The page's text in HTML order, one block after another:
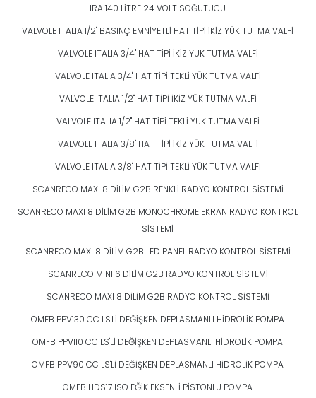
IRA 140 LİTRE 24 VOLT SOĞUTUCU
VALVOLE ITALIA 1/2" BASINÇ EMNİYETLİ HAT TİPİ İKİZ YÜK TUTMA VALFİ
VALVOLE ITALIA 3/4" HAT TİPİ İKİZ YÜK TUTMA VALFİ
VALVOLE ITALIA 3/4" HAT TİPİ TEKLİ YÜK TUTMA VALFİ
VALVOLE ITALIA 1/2" HAT TİPİ İKİZ YÜK TUTMA VALFİ
VALVOLE ITALIA 1/2" HAT TİPİ TEKLİ YÜK TUTMA VALFİ
VALVOLE ITALIA 3/8" HAT TİPİ İKİZ YÜK TUTMA VALFİ
VALVOLE ITALIA 3/8" HAT TİPİ TEKLİ YÜK TUTMA VALFİ
SCANRECO MAXI 8 DİLİM G2B RENKLİ RADYO KONTROL SİSTEMİ
SCANRECO MAXI 8 DİLİM G2B MONOCHROME EKRAN RADYO KONTROL
SİSTEMİ
SCANRECO MAXI 8 DİLİM G2B LED PANEL RADYO KONTROL SİSTEMİ
SCANRECO MINI 6 DİLİM G2B RADYO KONTROL SİSTEMİ
SCANRECO MAXI 8 DİLİM G2B RADYO KONTROL SİSTEMİ
OMFB PPV130 CC LS'Lİ DEĞİŞKEN DEPLASMANLI HİDROLİK POMPA
OMFB PPV110 CC LS'Lİ DEĞİŞKEN DEPLASMANLI HİDROLİK POMPA
OMFB PPV90 CC LS'Lİ DEĞİŞKEN DEPLASMANLI HİDROLİK POMPA
OMFB HDS17 ISO EĞİK EKSENLİ PİSTONLU POMPA